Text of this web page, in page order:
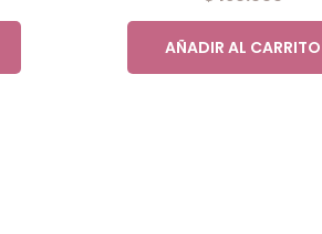
AÑADIR AL CARRITO